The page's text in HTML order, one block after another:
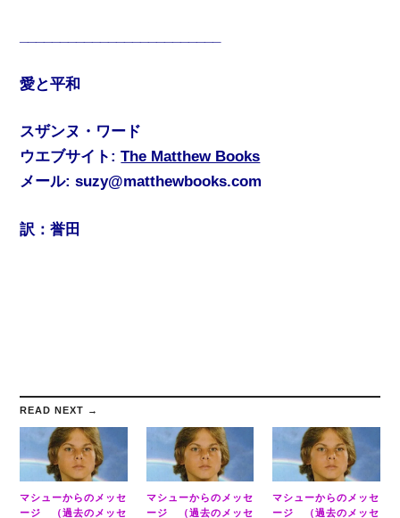
愛と平和
スザンヌ・ワード
ウエブサイト:The Matthew Books
メール: suzy@matthewbooks.com
訳：誉田
READ NEXT →
マシューからのメッセ
ージ （過去のメッセ
マシューからのメッセ
ージ （過去のメッセ
マシューからのメッセ
ージ （過去のメッセ